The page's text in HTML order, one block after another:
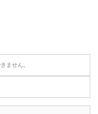
ません。